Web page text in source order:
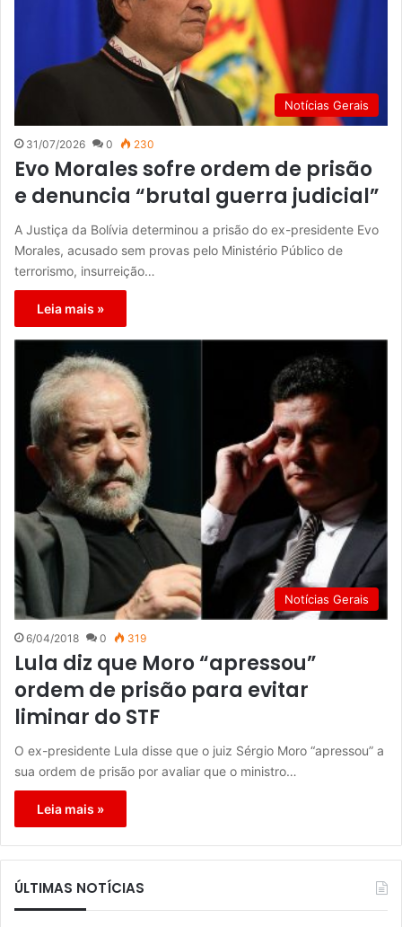
Notícias Gerais
31/07/2026 0 230
Evo Morales sofre ordem de prisão
e denuncia “brutal guerra judicial”
A Justiça da Bolívia determinou a prisão do ex-presidente Evo
Morales, acusado sem provas pelo Ministério Público de
terrorismo, insurreição…
Leia mais »
Notícias Gerais
6/04/2018 0 319
Lula diz que Moro “apressou”
ordem de prisão para evitar
liminar do STF
O ex-presidente Lula disse que o juiz Sérgio Moro “apressou” a
sua ordem de prisão por avaliar que o ministro…
Leia mais »
ÚLTIMAS NOTÍCIAS